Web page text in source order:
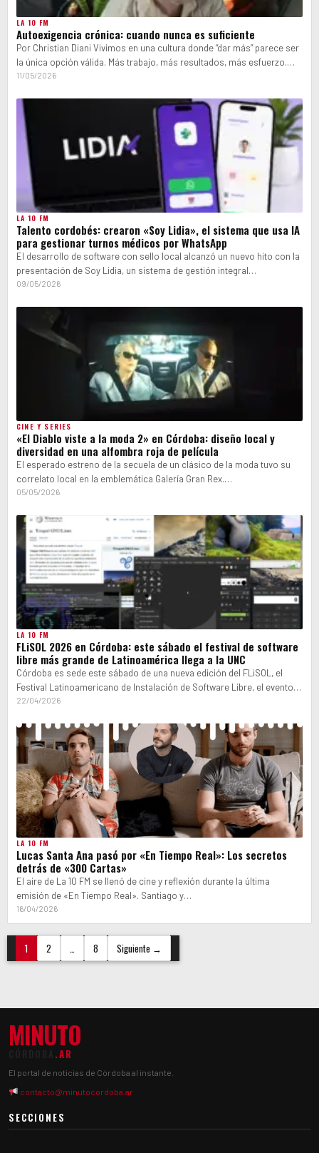
LA 10 FM
Autoexigencia crónica: cuando nunca es suficiente
Por Christian Diani Vivimos en una cultura donde “dar más” parece ser
la única opción válida. Más trabajo, más resultados, más esfuerzo.…
11/05/2026
LA 10 FM
Talento cordobés: crearon «Soy Lidia», el sistema que usa IA
para gestionar turnos médicos por WhatsApp
El desarrollo de software con sello local alcanzó un nuevo hito con la
presentación de Soy Lidia, un sistema de gestión integral…
09/05/2026
CINE Y SERIES
«El Diablo viste a la moda 2» en Córdoba: diseño local y
diversidad en una alfombra roja de película
El esperado estreno de la secuela de un clásico de la moda tuvo su
correlato local en la emblemática Galería Gran Rex.…
05/05/2026
LA 10 FM
FLiSOL 2026 en Córdoba: este sábado el festival de software
libre más grande de Latinoamérica llega a la UNC
Córdoba es sede este sábado de una nueva edición del FLiSOL, el
Festival Latinoamericano de Instalación de Software Libre, el evento
de…
22/04/2026
LA 10 FM
Lucas Santa Ana pasó por «En Tiempo Real»: Los secretos
detrás de «300 Cartas»
El aire de La 10 FM se llenó de cine y reflexión durante la última
emisión de «En Tiempo Real». Santiago y…
16/04/2026
Paginación
1 2 … 8 Siguiente →
MINUTO
.AR
El portal de noticias de Córdoba al instante.
contacto@minutocordoba.ar
SECCIONES